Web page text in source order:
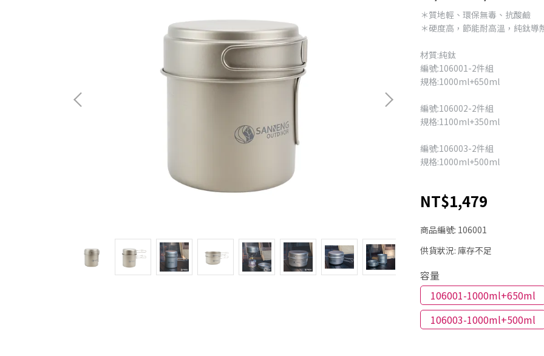
＊質地輕、環保無毒、抗酸鹼
＊硬度高，節能耐高溫，純鈦導
材質:純鈦
編號:106001-2件組
規格:1000ml+650ml
編號:106002-2件組
規格:1100ml+350ml
編號:106003-2件組
規格:1000ml+500ml
NT$1,479
商品編號: 106001
供貨狀況: 庫存不足
容量
106001-1000ml+650ml
106003-1000ml+500ml